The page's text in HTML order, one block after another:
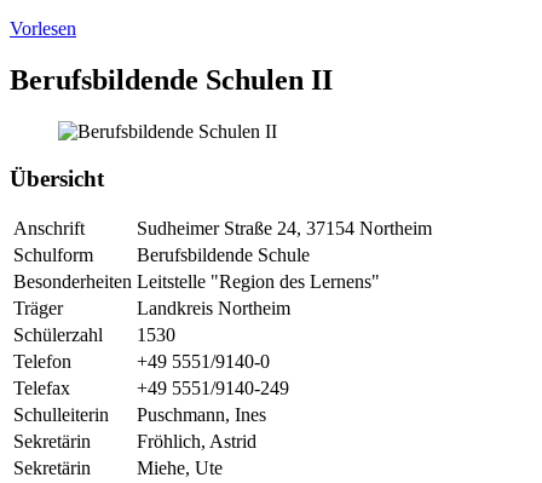
Vorlesen
Berufsbildende Schulen II
Übersicht
Anschrift
Sudheimer Straße 24, 37154 Northeim
Schulform
Berufsbildende Schule
Besonderheiten Leitstelle "Region des Lernens"
Träger
Landkreis Northeim
Schülerzahl
1530
Telefon
+49 5551/9140-0
Telefax
+49 5551/9140-249
Schulleiterin
Puschmann, Ines
Sekretärin
Fröhlich, Astrid
Sekretärin
Miehe, Ute